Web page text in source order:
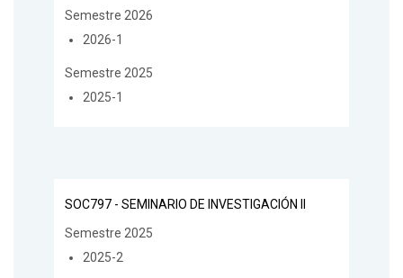
Semestre 2026
2026-1
Semestre 2025
2025-1
SOC797 - SEMINARIO DE INVESTIGACIÓN II
Semestre 2025
2025-2